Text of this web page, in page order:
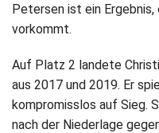
Petersen ist ein
vorkommt.
Auf Platz 2 landete
aus 2017 und 2019. Er
kompromisslos auf Sieg.
nach der Niederlage